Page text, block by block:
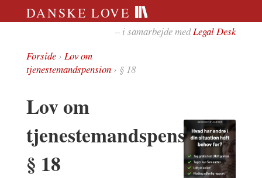
DANSKE LOVE
– i samarbejde medLegal Desk
Forside› Lov om
tjenestemandspension› § 18
Lov om
tjenestemandspension
§ 18